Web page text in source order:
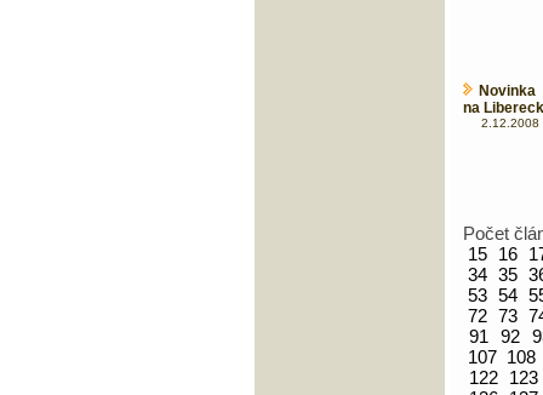
na
2.12.2008
Počet
15 16
34 35
53 54
72 73
91
92
107 108
122
123